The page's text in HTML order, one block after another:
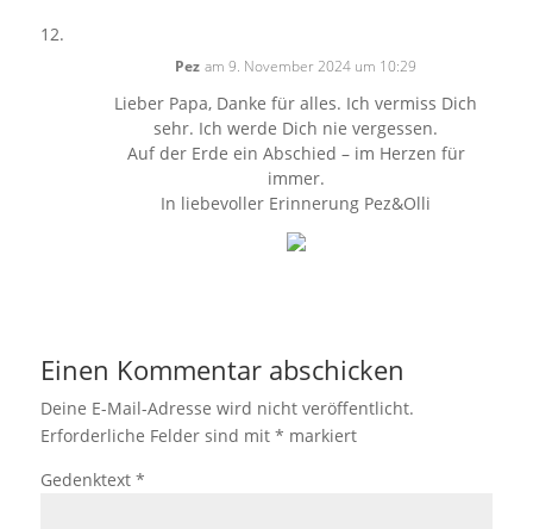
Pez am 9. November 2024 um 10:29
Lieber Papa, Danke für alles. Ich vermiss Dich
sehr. Ich werde Dich nie vergessen.
Auf der Erde ein Abschied – im Herzen für
immer.
In liebevoller Erinnerung Pez&Olli
Einen Kommentar abschicken
Deine E-Mail-Adresse wird nicht veröffentlicht.
Erforderliche Felder sind mit * markiert
Gedenktext *